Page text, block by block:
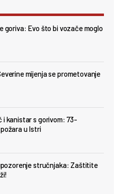
goriva: Evo što bi vozače moglo
mijenja se prometovanje
i kanistar s gorivom: 73-
u Istri
stručnjaka: Zaštitite